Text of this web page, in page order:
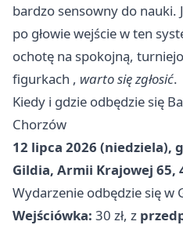
bardzo sensowny do nauki.
po głowie wejście w ten
ochotę na spokojną,
figurkach , warto się zgłosić.
Kiedy i gdzie odbędzie się
Chorzów
12 lipca 2026 (niedziela),
Gildia, Armii Krajowej 65,
Wydarzenie odbędzie się w
Wejściówka: 30 zł, z